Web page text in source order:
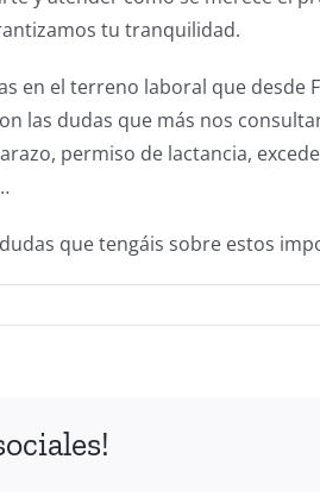
tu tranquilidad.
el terreno laboral que desde
las dudas que más nos
permiso de lactancia,
que tengáis sobre estos